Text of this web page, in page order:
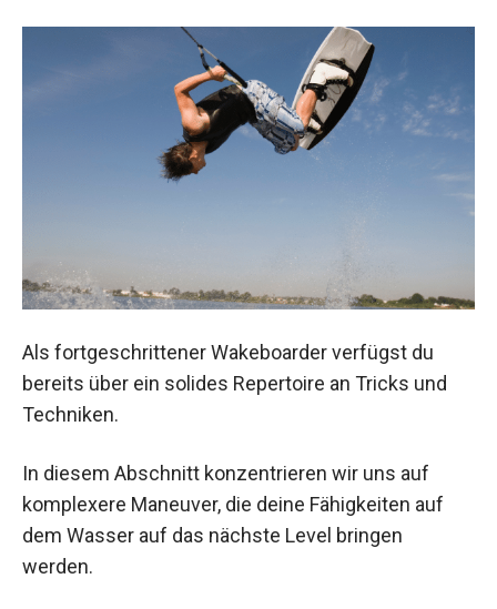
Als fortgeschrittener Wakeboarder verfügst du
bereits über ein solides Repertoire an Tricks und
Techniken.
In diesem Abschnitt konzentrieren wir uns auf
komplexere Maneuver, die deine Fähigkeiten auf
dem Wasser auf das nächste Level bringen
werden.